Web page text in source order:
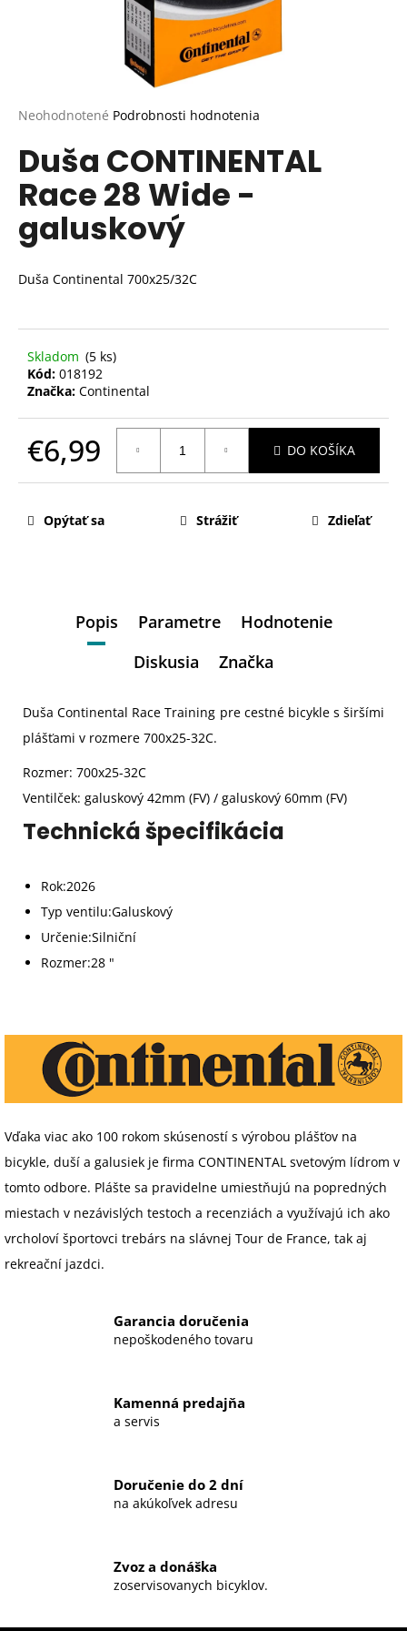
Priemerné
produktu
je
0,0
5
hviezdičiek.
Neohodnotené Podrobnosti hodnotenia
Duša CONTINENTAL
Race 28 Wide -
galuskový
Duša Continental 700x25/32C
Skladom (5 ks)
Kód: 018192
Značka: Continental
€6,99 DO KOŠÍKA
Opýtať sa Strážiť Zdieľať
Popis Parametre
Hodnotenie
Diskusia
Značka
Duša Continental Race Training pre cestné bicykle s širšími
plášťami v rozmere 700x25-32C.
Rozmer: 700x25-32C
Ventilček: galuskový 42mm (FV) / galuskový 60mm (FV)
Technická špecifikácia
Rok:2026
Typ ventilu:Galuskový
Určenie:Silniční
Rozmer:28 "
Vďaka viac ako 100 rokom skúseností s výrobou plášťov na
bicykle, duší a galusiek je firma CONTINENTAL svetovým lídrom v
tomto odbore. Plášte sa pravidelne umiestňujú na popredných
miestach v nezávislých testoch a recenziách a využívajú ich ako
vrcholoví športovci trebárs na slávnej Tour de France, tak aj
rekreační jazdci.
Garancia doručenia
nepoškodeného tovaru
Kamenná predajňa
a servis
Doručenie do 2 dní
na akúkoľvek adresu
Zvoz a donáška
zoservisovanych bicyklov.